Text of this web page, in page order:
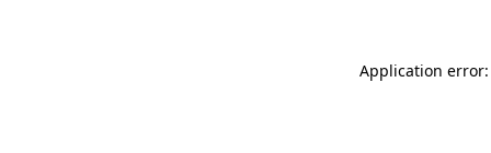
Application